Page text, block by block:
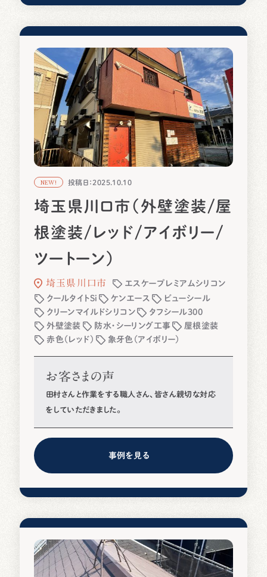
NEW! 投稿日：2025.10.10
埼玉県川口市（外壁塗装/屋
根塗装/レッド/アイボリー/
ツートーン）
埼玉県川口市
エスケープレミアムシリコン
クールタイトSi
ケンエース
ビューシール
クリーンマイルドシリコン
タフシール300
外壁塗装
防水・シーリング工事
屋根塗装
赤色（レッド）
象牙色（アイボリー）
お客さまの声
田村さんと作業をする職人さん、皆さん親切な対応
をしていただきました。
事例を見る